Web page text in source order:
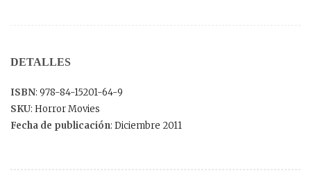
DETALLES
ISBN: 978-84-15201-64-9
SKU: Horror Movies
Fecha de publicación: Diciembre 2011